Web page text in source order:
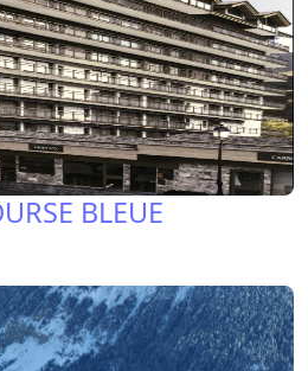
BLEUE